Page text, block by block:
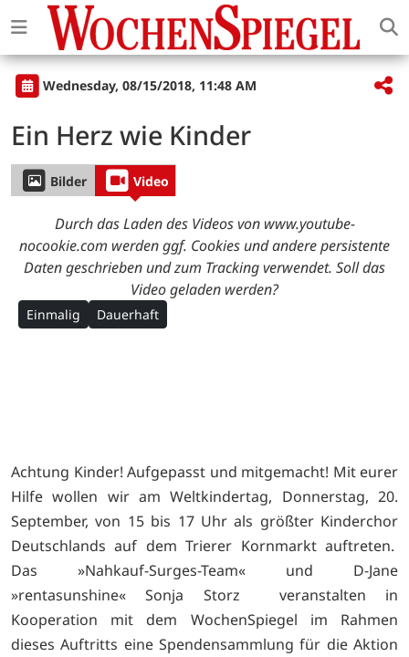
Wednesday, 08/15/2018, 11:48 AM
Ein Herz wie Kinder
Bilder Video
Durch das Laden des Videos von www.youtube-
nocookie.com werden ggf. Cookies und andere persistente
Daten geschrieben und zum Tracking verwendet. Soll das
Video geladen werden?
Einmalig Dauerhaft
Achtung Kinder! Aufgepasst und mitgemacht! Mit eurer
Hilfe wollen wir am Weltkindertag, Donnerstag, 20.
September, von 15 bis 17 Uhr als größter Kinderchor
Deutschlands auf dem Trierer Kornmarkt auftreten.
Das »Nahkauf-Surges-Team« und D-Jane
»rentasunshine« Sonja Storz veranstalten in
Kooperation mit dem WochenSpiegel im Rahmen
dieses Auftritts eine Spendensammlung für die Aktion